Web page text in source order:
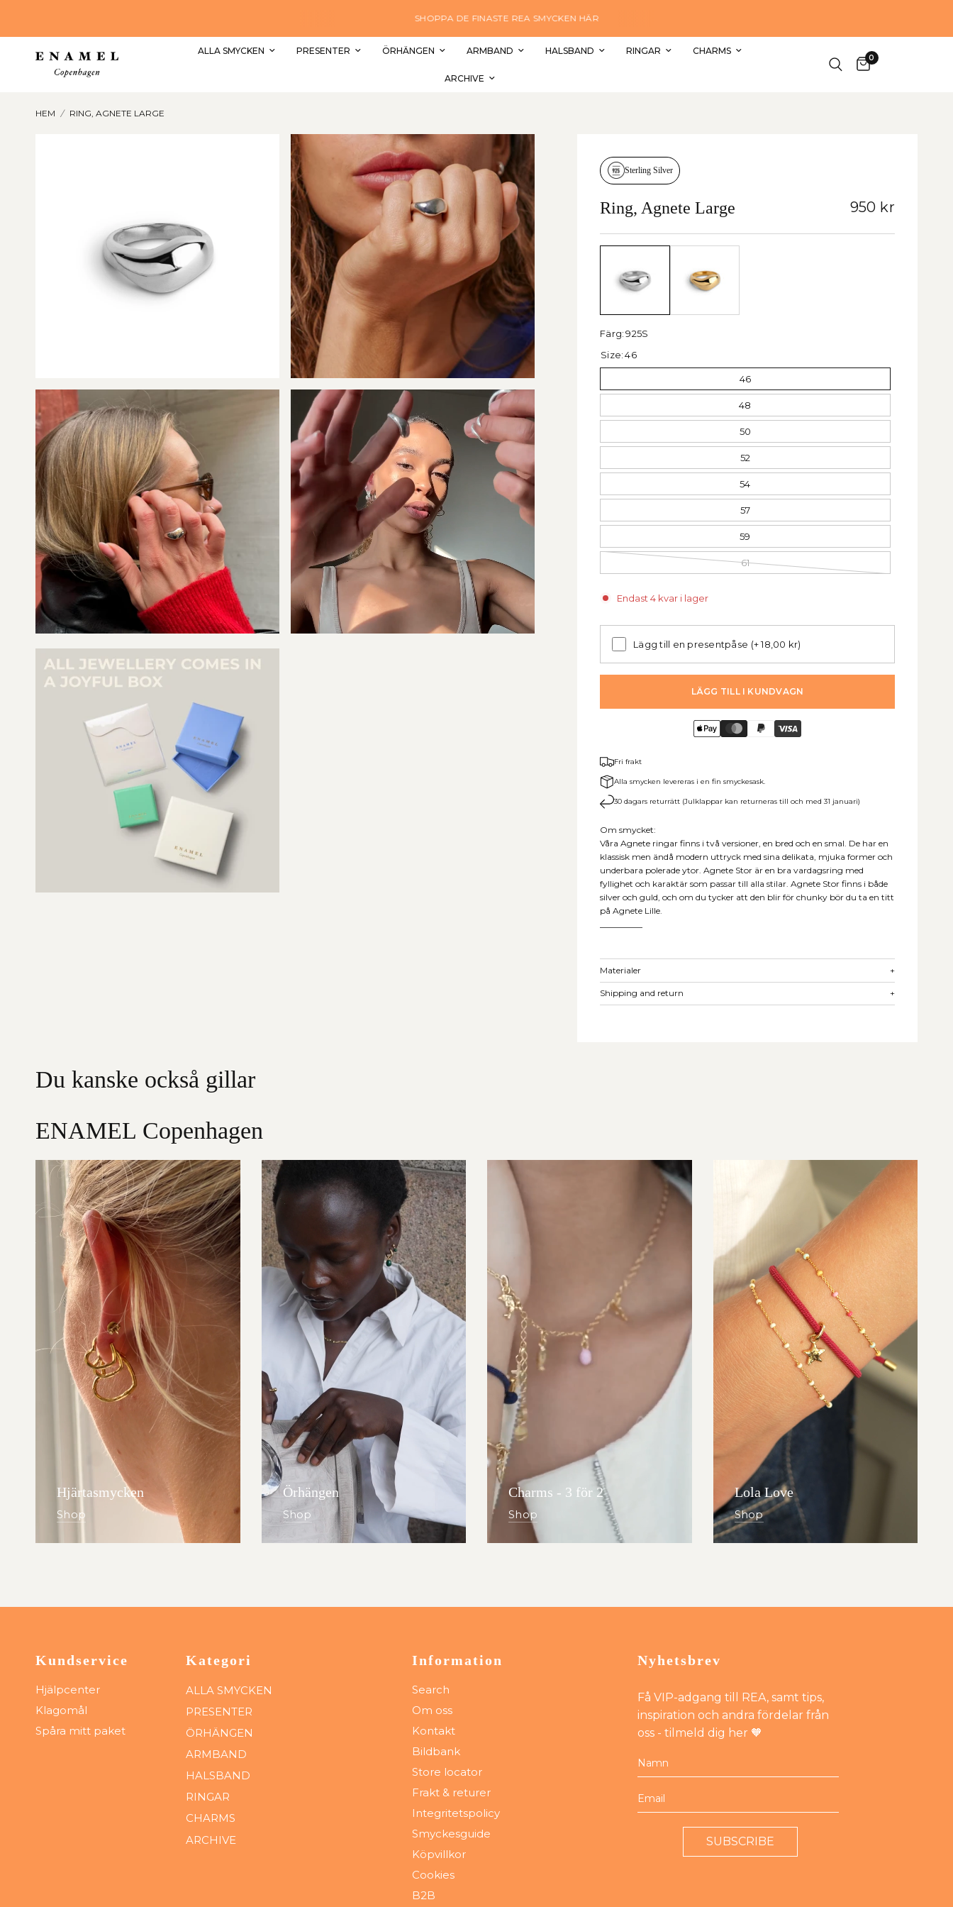
SHOPPA DE FINASTE REA SMYCKEN HÄR
ALLA SMYCKEN PRESENTER ÖRHÄNGEN ARMBAND HALSBAND RINGAR CHARMS
ARCHIVE
0
HEM / RING, AGNETE LARGE
Sterling Silver
Ring, Agnete Large 950 kr
Färg: 925S
Size: 46
46
48
50
52
54
57
59
61
Endast 4 kvar i lager
Lägg till en presentpåse (+ 18,00 kr)
LÄGG TILL I KUNDVAGN
Fri frakt
Alla smycken levereras i en fin smyckesask.
30 dagars returrätt (Julklappar kan returneras till och med 31 januari)
Om smycket:
Våra Agnete ringar finns i två versioner, en bred och en smal. De har en
klassisk men ändå modern uttryck med sina delikata, mjuka former och
underbara polerade ytor. Agnete Stor är en bra vardagsring med
fyllighet och karaktär som passar till alla stilar. Agnete Stor finns i både
silver och guld, och om du tycker att den blir för chunky bör du ta en titt
på Agnete Lille.
Materialer +
Shipping and return +
Du kanske också gillar
ENAMEL Copenhagen
Hjärtasmycken
Shop
Örhängen
Shop
Charms - 3 för 2
Shop
Lola Love
Shop
Kundservice
Hjälpcenter
Klagomål
Spåra mitt paket
Kategori
ALLA SMYCKEN
PRESENTER
ÖRHÄNGEN
ARMBAND
HALSBAND
RINGAR
CHARMS
ARCHIVE
Information
Search
Om oss
Kontakt
Bildbank
Store locator
Frakt & returer
Integritetspolicy
Smyckesguide
Köpvillkor
Cookies
B2B
Nyhetsbrev
Få VIP-adgang till REA, samt tips,
inspiration och andra fördelar från
oss - tilmeld dig her 🧡
SUBSCRIBE